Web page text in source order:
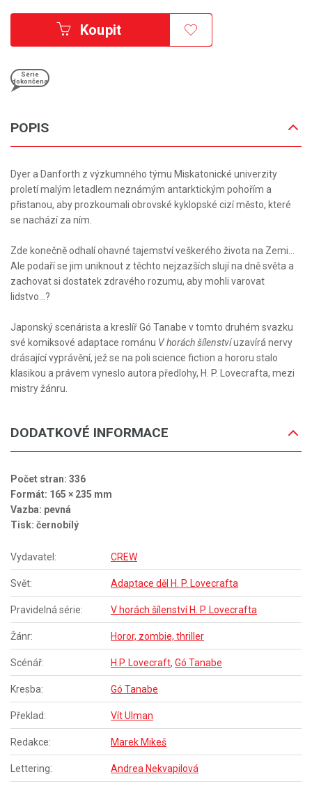
Koupit
Série
dokončena
POPIS
Dyer a Danforth z výzkumného týmu Miskatonické univerzity
proletí malým letadlem neznámým antarktickým pohořím a
přistanou, aby prozkoumali obrovské kyklopské cizí město, které
se nachází za ním.
Zde konečně odhalí ohavné tajemství veškerého života na Zemi...
Ale podaří se jim uniknout z těchto nejzazších slují na dně světa a
zachovat si dostatek zdravého rozumu, aby mohli varovat
lidstvo...?
Japonský scenárista a kreslíř Gó Tanabe v tomto druhém svazku
své komiksové adaptace románu V horách šílenstvíuzavírá nervy
drásající vyprávění, jež se na poli science fiction a hororu stalo
klasikou a právem vyneslo autora předlohy, H. P. Lovecrafta, mezi
mistry žánru.
DODATKOVÉ INFORMACE
Počet stran: 336
Formát: 165 × 235 mm
Vazba: pevná
Tisk: černobílý
Vydavatel: CREW
Svět: Adaptace děl H. P. Lovecrafta
Pravidelná série: V horách šílenství H. P. Lovecrafta
Žánr: Horor, zombie, thriller
Scénář: H.P. Lovecraft, Gó Tanabe
Kresba: Gó Tanabe
Překlad: Vít Ulman
Redakce: Marek Mikeš
Lettering: Andrea Nekvapilová